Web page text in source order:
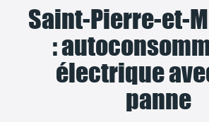
Saint-Pierre-et-
:
électrique
panne